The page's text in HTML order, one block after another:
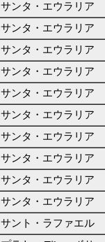
サンタ・エウラリア
サンタ・エウラリア
サンタ・エウラリア
サンタ・エウラリア
サンタ・エウラリア
サンタ・エウラリア
サンタ・エウラリア
サンタ・エウラリア
サンタ・エウラリア
サンタ・エウラリア
サント・ラファエル